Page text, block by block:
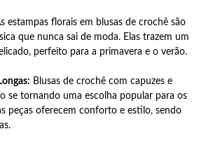
estampas florais em blusas de crochê são
que nunca sai de moda. Elas trazem um
perfeito para a primavera e o verão.
Blusas de crochê com capuzes e
se tornando uma escolha popular para os
peças oferecem conforto e estilo, sendo